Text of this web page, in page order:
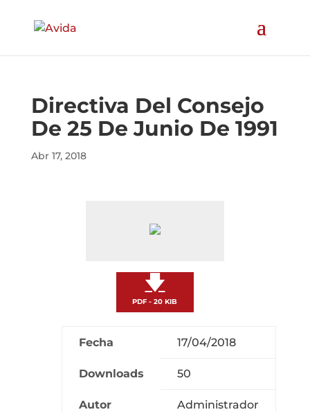
Directiva Del Consejo
De 25 De Junio De 1991
Abr 17, 2018
🡇
PDF - 20 KIB
Fecha 17/04/2018
Downloads 50
Autor Administrador